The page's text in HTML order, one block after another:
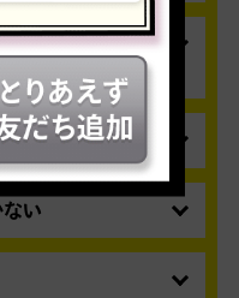
。弊社への返送は
は、お引取り日当
済みの送り状を持
ニ・営業所から発
り状をご用意願い
は、それぞれに必
か？
ウェブからのアッ
、身分証のコピー
が複数になる場合
同封し、「書類在
ません
ズかどうか、ご確
が160cm以下・重
ダンボール以外で
い
配送業者まで直接